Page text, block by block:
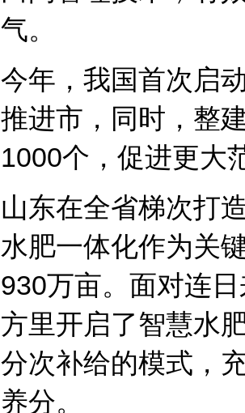
气。
今年，我国首次启
推进市，同时，整
1000个，促进更大
山东在全省梯次打
水肥一体化作为关
930万亩。面对连
方里开启了智慧水
分次补给的模式，
养分。